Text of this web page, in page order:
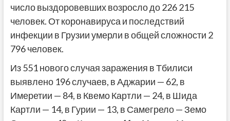
число выздоровевших возросло до 226 215
человек. От коронавируса и последствий
инфекции в Грузии умерли в общей сложности 2
796 человек.
Из 551 нового случая заражения в Тбилиси
выявлено 196 случаев, в Аджарии — 62, в
Имеретии — 84, в Квемо Картли — 24, в Шида
Картли — 14, в Гурии — 13, в Самегрело — Земо